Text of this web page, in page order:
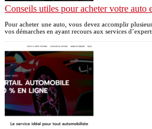
Conseils utiles pour acheter votre auto
Pour acheter une auto, vous devez accomplir
vos démarches en ayant recours aux services